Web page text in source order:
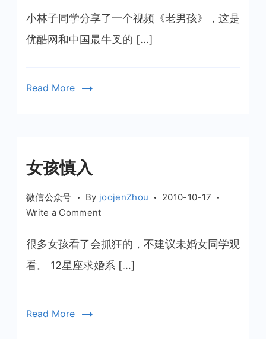
于
老
男
小林子同学分享了一个视频《老男孩》，这是
优酷网和中国最牛叉的 […]
Read More
女孩慎入
微信公众号 By joojenZhou
2010-10-17
Write a Commenton
孩
慎
入
很多女孩看了会抓狂的，不建议未婚女同学观
看。 12星座求婚系 […]
Read More